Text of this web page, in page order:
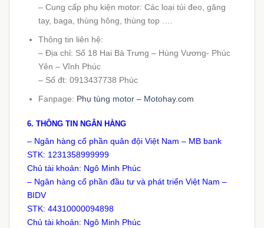
– Cung cấp phụ kiện motor: Các loại túi đeo, găng
tay, baga, thùng hông, thùng top ….
Thông tin liên hệ:
– Địa chỉ: Số 18 Hai Bà Trưng – Hùng Vương- Phúc
Yên – Vĩnh Phúc
– Số đt: 0913437738 Phúc
Fanpage: Phụ tùng motor – Motohay.com
6. THÔNG TIN NGÂN HÀNG
– Ngân hàng cổ phần quân đội Việt Nam – MB bank
STK: 1231358999999
Chủ tài khoản: Ngô Minh Phúc
– Ngân hàng cổ phần đầu tư và phát triển Việt Nam –
BIDV
STK: 44310000094898
Chủ tài khoản: Ngô Minh Phúc